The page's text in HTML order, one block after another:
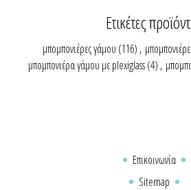
Ετικέτες
μπομπονιέρες γάμου (116) ,
μπομπονιέρα γάμου με plexiglass (4) ,
Επικοινωνία
Sitemap